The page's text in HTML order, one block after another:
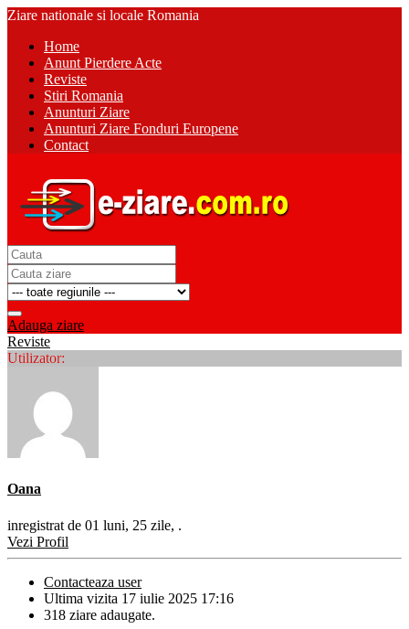
Ziare nationale si locale Romania
Home
Anunt Pierdere Acte
Reviste
Stiri Romania
Anunturi Ziare
Anunturi Ziare Fonduri Europene
Contact
Adauga ziare
Reviste
Utilizator:
Oana
inregistrat de 01 luni, 25 zile, .
Vezi Profil
Contacteaza user
Ultima vizita 17 iulie 2025 17:16
318 ziare adaugate.